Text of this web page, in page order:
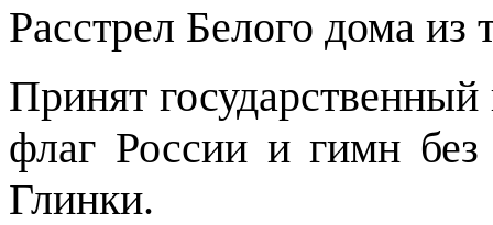
Расстрел Белого дома из
Принят
флаг России и гимн без
Глинки.